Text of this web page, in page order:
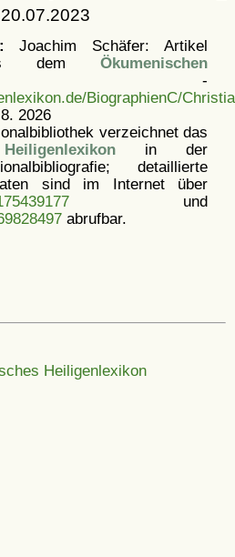
Joachim Schäfer: Artikel
dem Ökumenischen
BiographienC/
2026
verzeichnet das
in der
detaillierte
sind im Internet über
und
abrufbar.
Heiligenlexikon